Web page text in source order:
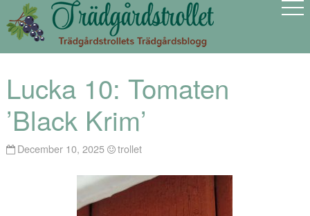
Lucka 10: Tomaten
’Black Krim’
December 10, 2025 trollet